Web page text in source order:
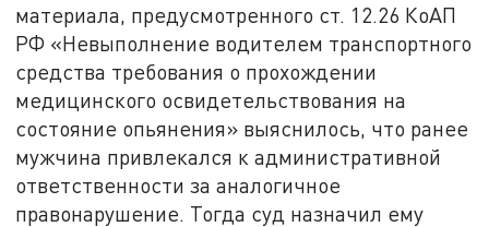
материала, предусмотренного ст. 12.26 КоАП
РФ «Невыполнение водителем транспортного
средства требования о прохождении
медицинского освидетельствования на
состояние опьянения» выяснилось, что ранее
мужчина привлекался к административной
ответственности за аналогичное
правонарушение. Тогда суд назначил ему